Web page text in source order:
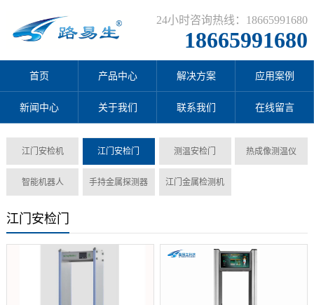
24小时咨询热线：18665991680
18665991680
首页 产品中心 解决方案 应用案例
新闻中心 关于我们 联系我们 在线留言
江门安检机 江门安检门 测温安检门 热成像测温仪
智能机器人 手持金属探测器 江门金属检测机
江门安检门